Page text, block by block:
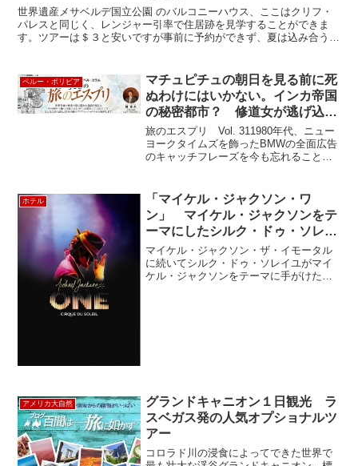
Park “Balcony House”
世界遺産メサベルデ国立公園 のバルコニーハウス、ここはクリフ・
パレスと同じく、レンジャー引率で住居跡を見学することができま
す。ツアーは＄３と安いですが事前に予約ができず、夏は込み合うの
ペルー・ボリビア
マチュピチュの朝日を見る前に死
ぬわけにはいかない。インカ帝国
の秘密都市？ 修道女が逃げ込ん
だ場所？
旅のエスプリ Vol. 311980年代、ニュー
ヨークタイムズを飾ったBMWの全面広告
のキャッチフレーズを今も忘れることが
れたリス...
ホテル
「マイケル・ジャクソン・ワ
ン」 マイケル・ジャクソンをテ
ーマにしたシルク・ドゥ・ソレイ
ユの話題の2作目 Michael
Jackson One
マイケル・ジャクソン・ザ・イモータル
に続いてシルク・ドゥ・ソレイユがマイ
ケル・ジャクソンをテーマに手がけた話
アメリカ大自然
グランドキャニオン１日観光 ラ
スベガス発の人気オプショナルツ
アー
コロラド川の浸食によってできた世界で